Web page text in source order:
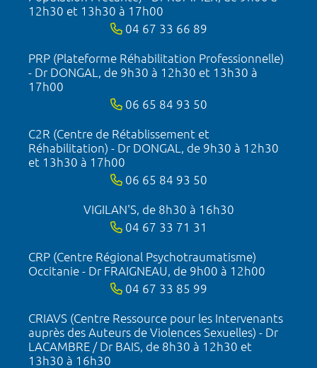
12h30 et 13h30 à 17h00
04 67 33 66 89
PRP (Plateforme Réhabilitation Professionnelle)
- Dr DONGAL, de 9h30 à 12h30 et 13h30 à
17h00
06 65 84 93 50
C2R (Centre de Rétablissement et
Réhabilitation) - Dr DONGAL, de 9h30 à 12h30
et 13h30 à 17h00
06 65 84 93 50
VIGILAN'S, de 8h30 à 16h30
04 67 33 71 31
CRP (Centre Régional Psychotraumatisme)
Occitanie - Dr FRAIGNEAU, de 9h00 à 12h00
04 67 33 85 99
CRIAVS (Centre Ressource pour les Intervenants
auprès des Auteurs de Violences Sexuelles) - Dr
LACAMBRE / Dr BAIS, de 8h30 à 12h30 et
13h30 à 16h30